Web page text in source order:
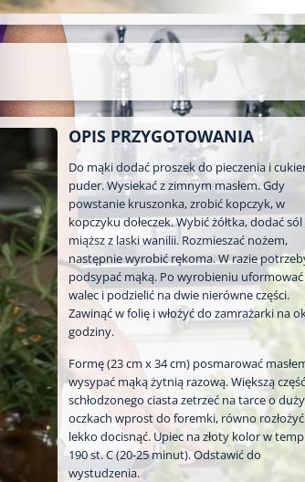
OPIS PRZYGOTOWANIA
Do mąki dodać proszek do pieczenia i
puder. Wysiekać z zimnym masłem. Gdy
powstanie kruszonka, zrobić kopczyk, w
kopczyku dołeczek. Wybić żółtka, dodać sól
miąższ z laski wanilii. Rozmieszać nożem,
następnie wyrobić rękoma. W razie
podsypać mąką. Po wyrobieniu uformować
walec i podzielić na dwie nierówne części.
Zawinąć w folię i włożyć do zamrażarki na
godziny.
Formę (23 cm x 34 cm) posmarować
wysypać mąką żytnią razową. Większą część
schłodzonego ciasta zetrzeć na tarce o
oczkach wprost do foremki, równo
lekko docisnąć. Upiec na złoty kolor w
190 st. C (20-25 minut). Odstawić do
wystudzenia.